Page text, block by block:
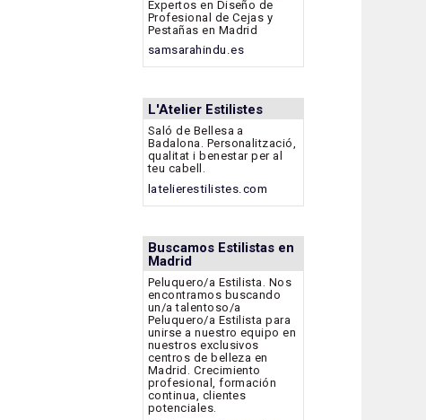
Expertos en Diseño de
Profesional de Cejas y
Pestañas en Madrid
samsarahindu.es
L'Atelier Estilistes
Saló de Bellesa a
Badalona. Personalització,
qualitat i benestar per al
teu cabell.
latelierestilistes.com
Buscamos Estilistas en
Madrid
Peluquero/a Estilista. Nos
encontramos buscando
un/a talentoso/a
Peluquero/a Estilista para
unirse a nuestro equipo en
nuestros exclusivos
centros de belleza en
Madrid. Crecimiento
profesional, formación
continua, clientes
potenciales.